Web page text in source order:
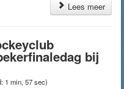
Lees meer
bij
1 min, 57 sec)